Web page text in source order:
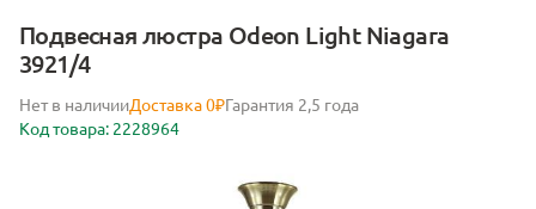
Подвесная люстра Odeon Light Niagara
3921/4
Нет в наличииДоставка 0₽Гарантия 2,5 года
Код товара: 2228964